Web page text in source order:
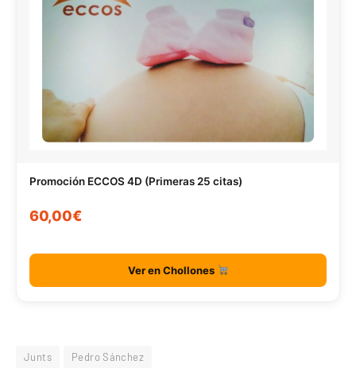
Promoción ECCOS 4D (Primeras 25 citas)
60,00€
Ver en Chollones
Junts Pedro Sánchez